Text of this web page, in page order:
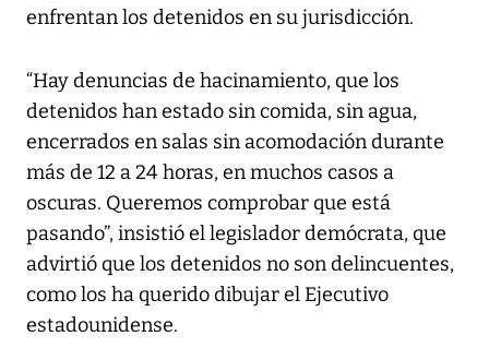
enfrentan los detenidos en su jurisdicción.
“Hay denuncias de hacinamiento, que los
detenidos han estado sin comida, sin agua,
encerrados en salas sin acomodación durante
más de 12 a 24 horas, en muchos casos a
oscuras. Queremos comprobar que está
pasando”, insistió el legislador demócrata, que
advirtió que los detenidos no son delincuentes,
como los ha querido dibujar el Ejecutivo
estadounidense.